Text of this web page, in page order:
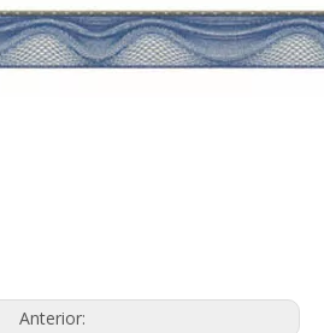
Anterior: